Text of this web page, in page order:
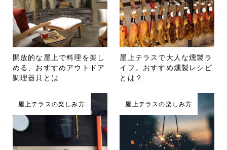
開放的な屋上で料理を楽し
める、おすすめアウトドア
調理器具とは
屋上テラスで大人な燻製ラ
イフ。おすすめ燻製レシピ
とは？
屋上テラスの楽しみ方 屋上テラスの楽しみ方